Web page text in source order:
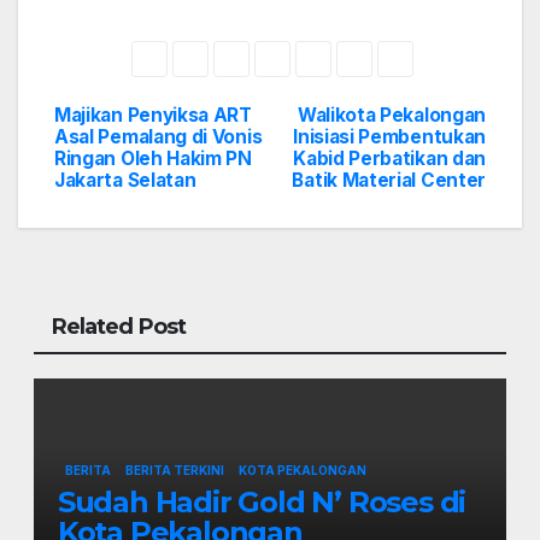
Navigasi
pos
Walikota Pekalongan
Inisiasi Pembentukan
Kabid Perbatikan dan
Batik Material Center
Majikan Penyiksa ART
Asal Pemalang di Vonis
Ringan Oleh Hakim PN
Jakarta Selatan
Related Post
BERITA BERITA TERKINI KOTA PEKALONGAN
Sudah Hadir Gold N’ Roses di
Kota Pekalongan